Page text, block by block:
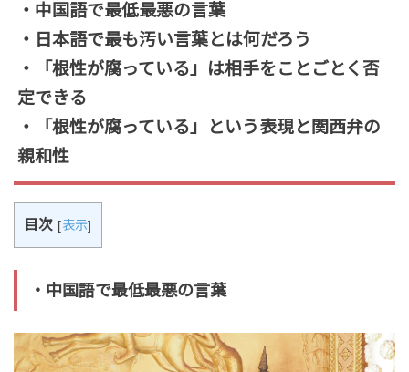
・中国語で最低最悪の言葉
・日本語で最も汚い言葉とは何だろう
・「根性が腐っている」は相手をことごとく否
定できる
・「根性が腐っている」という表現と関西弁の
親和性
目次 [表示]
・中国語で最低最悪の言葉